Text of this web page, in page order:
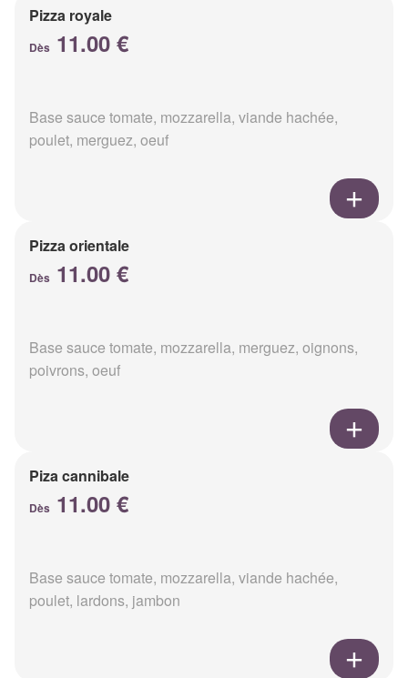
Pizza royale
Dès 11.00 €
Base sauce tomate, mozzarella, viande hachée,
poulet, merguez, oeuf
Pizza orientale
Dès 11.00 €
Base sauce tomate, mozzarella, merguez, oignons,
poivrons, oeuf
Piza cannibale
Dès 11.00 €
Base sauce tomate, mozzarella, viande hachée,
poulet, lardons, jambon